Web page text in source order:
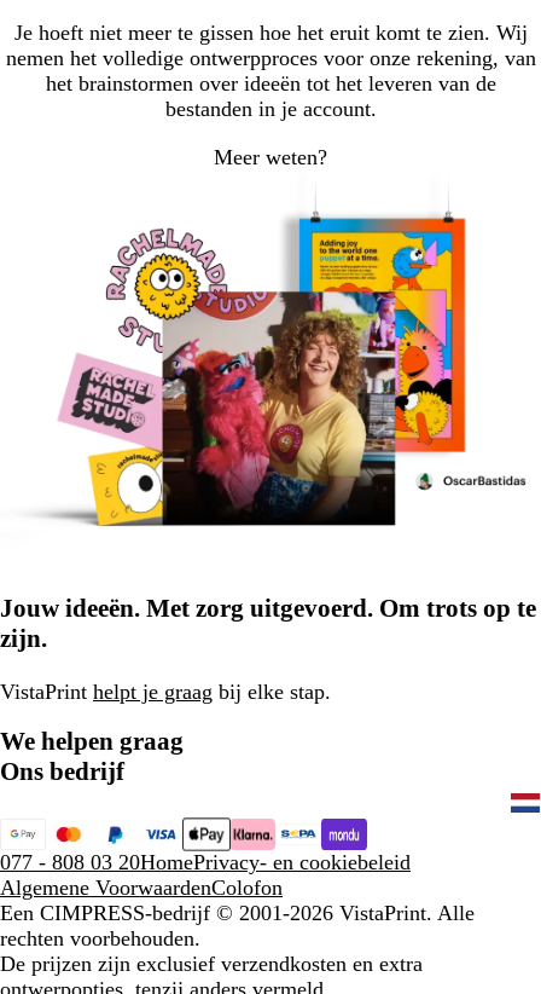
Je hoeft niet meer te gissen hoe het eruit komt te zien. Wij
nemen het volledige ontwerpproces voor onze rekening, van
het brainstormen over ideeën tot het leveren van de
bestanden in je account.
Meer weten?
Jouw ideeën. Met zorg uitgevoerd. Om trots op te
zijn.
VistaPrint helpt je graag bij elke stap.
We helpen graag
Ons bedrijf
077 - 808 03 20HomePrivacy- en cookiebeleid
Algemene VoorwaardenColofon
Een CIMPRESS-bedrijf © 2001-2026 VistaPrint. Alle
rechten voorbehouden.
De prijzen zijn exclusief verzendkosten en extra